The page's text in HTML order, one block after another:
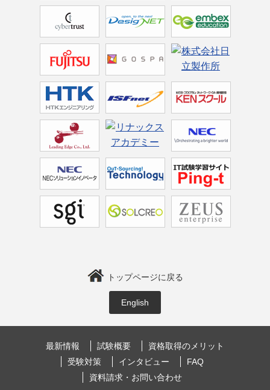
トップページに戻る
English
最新情報 試験概要
資格取得のメリット
受験対策
インタビュー
FAQ
資料請求・お問い合わせ